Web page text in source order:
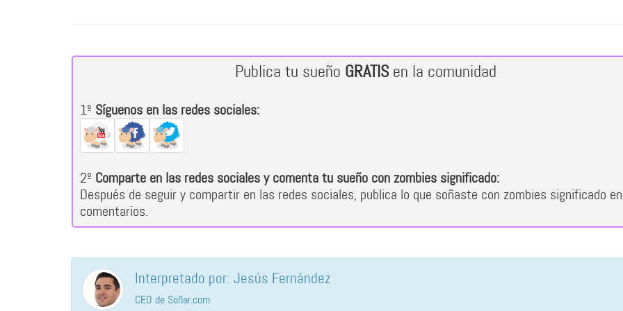
Publica tu sueño GRATISen la comunidad
1º Síguenos en las redes sociales:
2º Comparte en las redes sociales y comenta tu sueño con zombies significado:
Después de seguir y compartir en las redes sociales, publica lo que soñaste con zombies significado
comentarios.
Interpretado por: Jesús Fernández
CEO de Soñar.com